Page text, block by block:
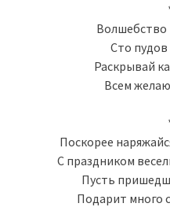
Волшебство
Сто
Раскрывай
Всем
Поскорее
С праздником
Пусть
Подарит много